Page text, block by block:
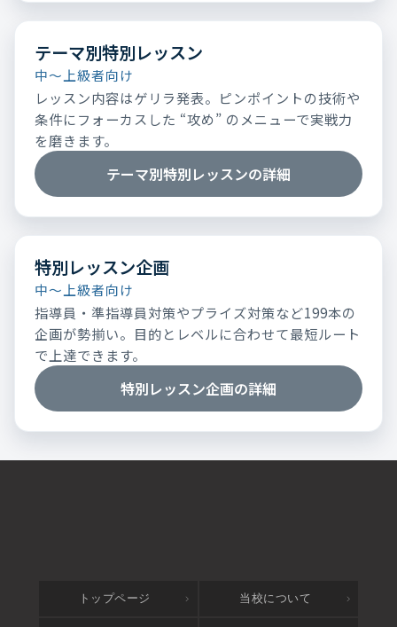
テーマ別特別レッスン
中～上級者向け
レッスン内容はゲリラ発表。ピンポイントの技術や
条件にフォーカスした “攻め” のメニューで実戦力
を磨きます。
テーマ別特別レッスンの詳細
特別レッスン企画
中～上級者向け
指導員・準指導員対策やプライズ対策など199本の
企画が勢揃い。目的とレベルに合わせて最短ルート
で上達できます。
特別レッスン企画の詳細
トップページ 当校について